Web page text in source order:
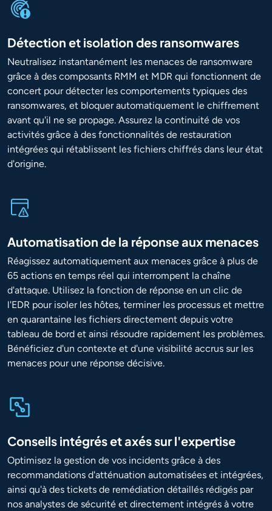
Détection et isolation des ransomwares
Neutralisez instantanément les menaces de ransomware
grâce à des composants RMM et MDR qui fonctionnent de
concert pour détecter les comportements typiques des
ransomwares, et bloquer automatiquement le chiffrement
avant qu'il ne se propage. Assurez la continuité de vos
activités grâce à des fonctionnalités de restauration
intégrées qui rétablissent les fichiers chiffrés dans leur état
d'origine.
Automatisation de la réponse aux menaces
Réagissez automatiquement aux menaces grâce à plus de
65 actions en temps réel qui interrompent la chaîne
d'attaque. Utilisez la fonction de réponse en un clic de
l'EDR pour isoler les hôtes, terminer les processus et mettre
en quarantaine les fichiers directement depuis votre
tableau de bord et ainsi résoudre rapidement les problèmes.
Bénéficiez d'un contexte et d'une visibilité accrus sur les
menaces pour une réponse décisive.
Conseils intégrés et axés sur l'expertise
Optimisez la gestion de vos incidents grâce à des
recommandations d'atténuation automatisées et intégrées,
ainsi qu'à des tickets de remédiation détaillés rédigés par
nos analystes de sécurité et directement intégrés à votre